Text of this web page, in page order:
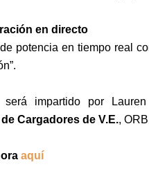
en directo
potencia en tiempo real
será impartido por
Cargadores de V.E.,
aquí